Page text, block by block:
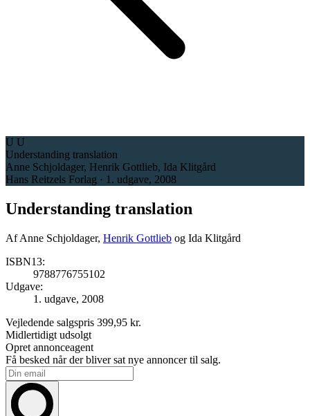
U U
Understanding translation
Anne Schjoldager, Henrik Gottlieb, Ida Klitgård
Hans Reitzels Forlag · 1. udgave, 2008
Understanding translation
AfAnne Schjoldager, Henrik Gottlieb og Ida Klitgård
ISBN13:
9788776755102
Udgave:
1. udgave, 2008
Vejledende salgspris 399,95 kr.
Midlertidigt udsolgt
Opret annonceagent
Få besked når der bliver sat nye annoncer til salg.